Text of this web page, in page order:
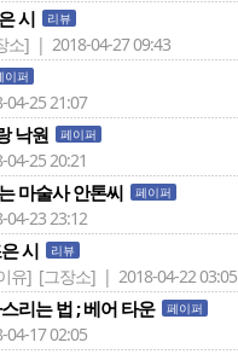
시 리뷰
소] | 2018-04-27 09:43
이퍼
25 21:07
낙원 페이퍼
25 20:21
마술사 안톤씨 페이퍼
23 23:12
시 리뷰
유] [그장소] | 2018-04-22 03:05
리는 법 ; 베어 타운 페이퍼
17 02:05